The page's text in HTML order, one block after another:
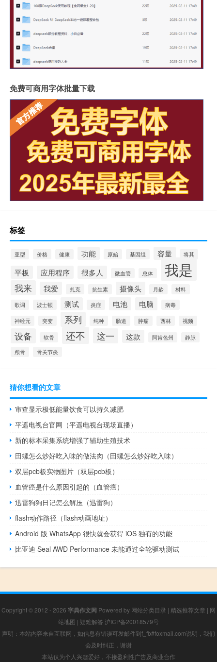
免费可商用字体批量下载
标签
亚型 价格 健康 功能 原始 基因组 容量 将其
平板 应用程序 很多人 微血管 总体 我是
我来 我爱 扎克 抗生素 摄像头 月龄 材料
歌词 波士顿 测试 炎症 电池 电脑 病毒
神经元 突变 系列 纯种 肠道 肿瘤 西林 视频
设备 软骨 还不 这一 这款 阿肯色州
静脉
颅骨
骨关节炎
猜你想看的文章
审查显示极低能量饮食可以持久减肥
平遥电视台官网（平遥电视台现场直播）
新的标本采集系统增强了辅助生殖技术
田螺怎么炒好吃入味的做法肉（田螺怎么炒好吃入味）
双层pcb板实物图片（双层pcb板）
血管癌是什么原因引起的（血管癌）
迅雷狗狗日记怎么解压（迅雷狗）
flash动作路径（flash动画地址）
Android 版 WhatsApp 很快就会获得 iOS 独有的功能
比亚迪 Seal AWD Performance 未能通过全轮驱动测试
Copyright © 2012 - 2026 字典作文网 Powered by 网站分类目录 | 精选推荐文章 | 网
站地图 | 疑难解答 沪ICP备20018579号
声明：本站内容来自互联网，如信息有错误可发邮件到f_fb#foxmail.com说明，我们
会及时纠正，谢谢
本站仅为个人兴趣爱好，不接盈利性广告及商业合作